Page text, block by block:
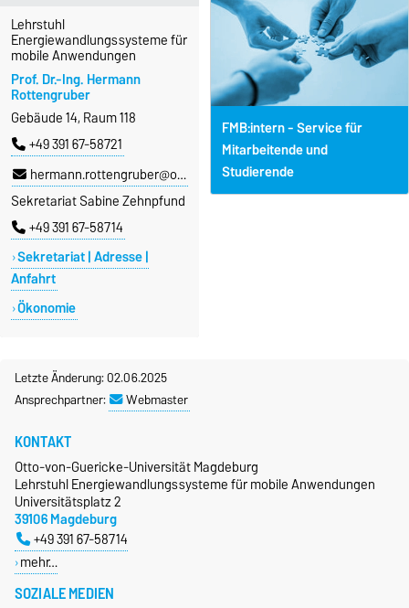
Lehrstuhl
Energiewandlungssysteme für
mobile Anwendungen
Prof. Dr.-Ing. Hermann
Rottengruber
Gebäude 14, Raum 118
+49 391 67-58721
hermann.rottengruber@ovgu.de
Sekretariat Sabine Zehnpfund
+49 391 67-58714
Sekretariat | Adresse |
Anfahrt
Ökonomie
FMB:intern - Service für
Mitarbeitende und
Studierende
Letzte Änderung: 02.06.2025
Ansprechpartner:
Webmaster
SOZIALE MEDIEN
KONTAKT
Otto-von-Guericke-Universität Magdeburg
Lehrstuhl Energiewandlungssysteme für mobile Anwendungen
Universitätsplatz 2
39106 Magdeburg
+49 391 67-58714
mehr…